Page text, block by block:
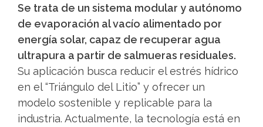
Se trata de un sistema modular y autónomo
de evaporación al vacío alimentado por
energía solar, capaz de recuperar agua
ultrapura a partir de salmueras residuales.
Su aplicación busca reducir el estrés hídrico
en el “Triángulo del Litio” y ofrecer un
modelo sostenible y replicable para la
industria. Actualmente, la tecnología está en